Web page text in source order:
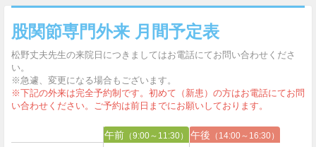
股関節専門外来 月間予定表
松野丈夫先生の来院日につきましてはお電話にてお問い合わせくださ
い。
※急遽、変更になる場合もございます。
※下記の外来は完全予約制です。初めて（新患）の方はお電話にてお問
い合わせください。ご予約は前日までにお願いしております。
午前 （9:00～11:30） 午後 （14:00～16:30）